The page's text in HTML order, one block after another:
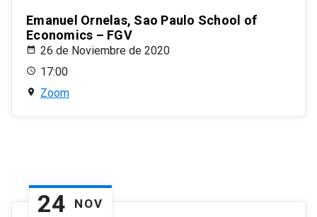
Emanuel Ornelas, Sao Paulo School of
Economics – FGV
26 de Noviembre de 2020
17:00
Zoom
24 NOV